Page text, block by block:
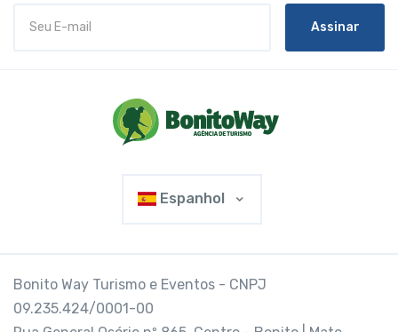
Assinar
Espanhol
Bonito Way Turismo e Eventos - CNPJ
09.235.424/0001-00